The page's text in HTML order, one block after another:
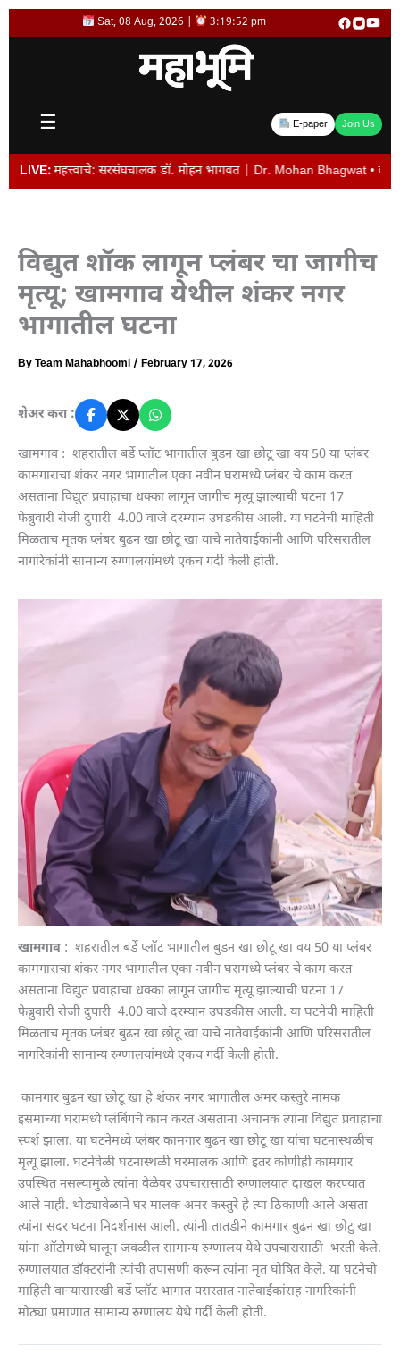
Skip
Sat, 08 Aug, 2026 | 3:19:53 pm
☰ E-paper Join Us
LIVE:सरसंघचालक डॉ. मोहन भागवत | Dr. Mohan Bhagwat • व्यवस्थापकीय
विद्युत शॉक लागून प्लंबर चा जागीच
मृत्यू; खामगाव येथील शंकर नगर
भागातील घटना
ByTeam Mahabhoomi/ February 17, 2026
शेअर करा :
खामगाव : शहरातील बर्डे प्लॉट भागातील बुडन खा छोटू खा वय 50 या प्लंबर
कामगाराचा शंकर नगर भागातील एका नवीन घरामध्ये प्लंबर चे काम करत
असताना विद्युत प्रवाहाचा धक्का लागून जागीच मृत्यू झाल्याची घटना 17
फेब्रुवारी रोजी दुपारी 4.00 वाजे दरम्यान उघडकीस आली. या घटनेची माहिती
मिळताच मृतक प्लंबर बुढन खा छोटू खा याचे नातेवाईकांनी आणि परिसरातील
नागरिकांनी सामान्य रुग्णालयांमध्ये एकच गर्दी केली होती.
खामगाव : शहरातील बर्डे प्लॉट भागातील बुडन खा छोटू खा वय 50 या प्लंबर
कामगाराचा शंकर नगर भागातील एका नवीन घरामध्ये प्लंबर चे काम करत
असताना विद्युत प्रवाहाचा धक्का लागून जागीच मृत्यू झाल्याची घटना 17
फेब्रुवारी रोजी दुपारी 4.00 वाजे दरम्यान उघडकीस आली. या घटनेची माहिती
मिळताच मृतक प्लंबर बुढन खा छोटू खा याचे नातेवाईकांनी आणि परिसरातील
नागरिकांनी सामान्य रुग्णालयांमध्ये एकच गर्दी केली होती.
कामगार बुढन खा छोटू खा हे शंकर नगर भागातील अमर कस्तुरे नामक
इसमाच्या घरामध्ये प्लंबिंगचे काम करत असताना अचानक त्यांना विद्युत प्रवाहाचा
स्पर्श झाला. या घटनेमध्ये प्लंबर कामगार बुढन खा छोटू खा यांचा घटनास्थळीच
मृत्यू झाला. घटनेवेळी घटनास्थळी घरमालक आणि इतर कोणीही कामगार
उपस्थित नसल्यामुळे त्यांना वेळेवर उपचारासाठी रुग्णालयात दाखल करण्यात
आले नाही. थोड्यावेळाने घर मालक अमर कस्तुरे हे त्या ठिकाणी आले असता
त्यांना सदर घटना निदर्शनास आली. त्यांनी तातडीने कामगार बुढन खा छोटु खा
यांना ऑटोमध्ये घालून जवळील सामान्य रुग्णालय येथे उपचारासाठी भरती केले.
रुग्णालयात डॉक्टरांनी त्यांची तपासणी करून त्यांना मृत घोषित केले. या घटनेची
माहिती वाऱ्यासारखी बर्डे प्लॉट भागात पसरतात नातेवाईकांसह नागरिकांनी
मोठ्या प्रमाणात सामान्य रुग्णालय येथे गर्दी केली होती.